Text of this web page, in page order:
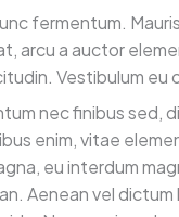
fermentum.
arcu a auctor
Vestibulum eu
nec finibus sed,
enim, vitae
eu interdum
Aenean vel dictum